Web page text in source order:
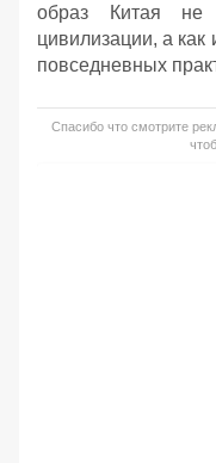
образ Китая не
цивилизации, а как
повседневных
Спасибо что смотрите